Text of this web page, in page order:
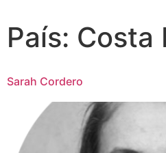
País: Costa
Sarah Cordero